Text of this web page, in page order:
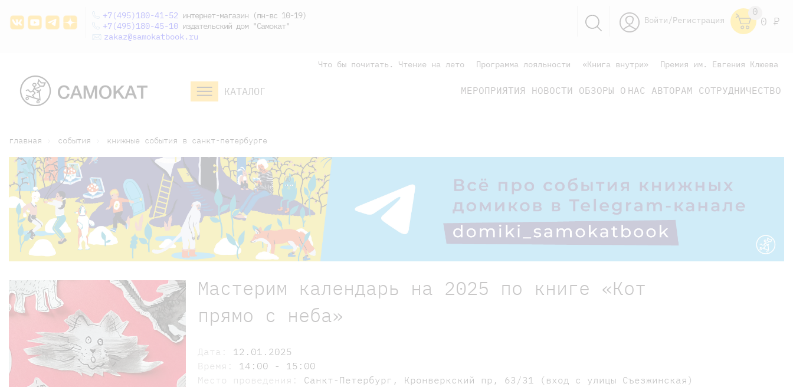
+7(495)180-41-52 интернет-магазин (пн-вс 10-19)
+7(495)180-45-10 издательский дом "Самокат"
zakaz@samokatbook.ru
Войти/Регистрация
0
0 Р
Что бы почитать. Чтение на лето Программа лояльности «Книга внутри» Премия им. Евгения Клюева
КАТАЛОГ МЕРОПРИЯТИЯ НОВОСТИ ОБЗОРЫ О НАС АВТОРАМ СОТРУДНИЧЕСТВО
дошкольникам
главная события книжные события в санкт-петербурге
Мастерим календарь на 2025 по книге «Кот
прямо с неба»
Дата: 12.01.2025
Время: 14:00 - 15:00
Место проведения: Санкт-Петербург, Кронверкский пр, 63/31 (вход с улицы Съезжинская)